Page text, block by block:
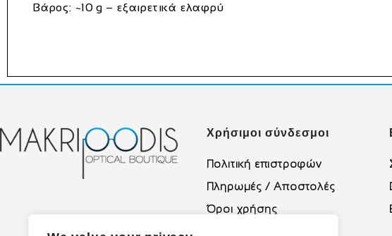
Βάρος: ~10 g – εξαιρετικά ελαφρύ
Χρήσιμοι σύνδεσμοι
Πολιτική επιστροφών
Πληρωμές / Αποστολές
Όροι χρήσης